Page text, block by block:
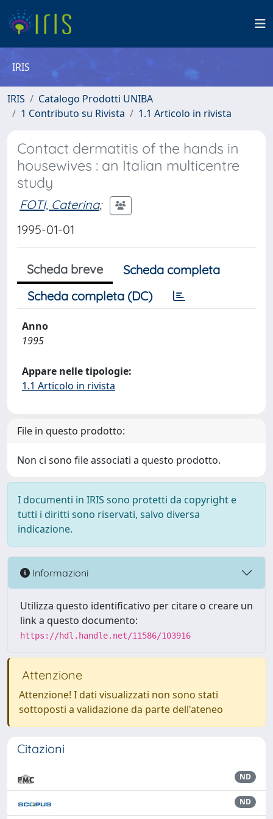
IRIS
IRIS
Catalogo Prodotti UNIBA
1 Contributo su Rivista
1.1 Articolo in rivista
Contact dermatitis of the hands in
housewives : an Italian multicentre
study
FOTI, Caterina;
1995-01-01
Scheda breve
Scheda completa
Scheda completa (DC)
Anno
1995
Appare nelle tipologie:
1.1 Articolo in rivista
File in questo prodotto:
Non ci sono file associati a questo prodotto.
I documenti in IRIS sono protetti da copyright e
tutti i diritti sono riservati, salvo diversa
indicazione.
Informazioni
Utilizza questo identificativo per citare o creare un
link a questo documento:
https://hdl.handle.net/11586/103916
Attenzione
Attenzione! I dati visualizzati non sono stati
sottoposti a validazione da parte dell'ateneo
Citazioni
ND
ND